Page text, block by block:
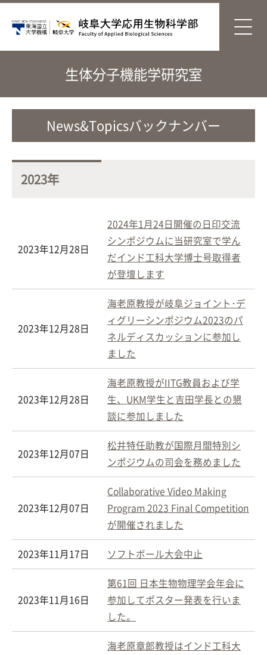
生体分子機能学研究室
News&Topicsバックナンバー
2023年
2023年12月28日
2024年1月24日開催の日印交流
シンポジウムに当研究室で学ん
だインド工科大学博士号取得者
が登壇します
2023年12月28日
海老原教授が岐阜ジョイント･デ
ィグリーシンポジウム2023のパ
ネルディスカッションに参加し
ました
2023年12月28日
海老原教授がIITG教員および学
生、UKM学生と吉田学長との懇
談に参加しました
2023年12月07日
松井特任助教が国際月間特別シ
ンポジウムの司会を務めました
2023年12月07日
Collaborative Video Making
Program 2023 Final Competition
が開催されました
2023年11月17日 ソフトボール大会中止
2023年11月16日
第61回 日本生物物理学会年会に
参加してポスター発表を行いま
した。
海老原章郎教授はインド工科大